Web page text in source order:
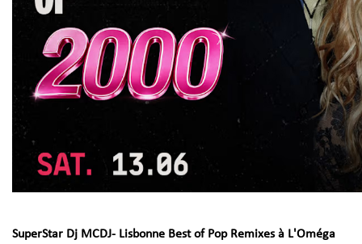
SuperStar Dj MCDJ- Lisbonne Best of Pop Remixes à L'Oméga